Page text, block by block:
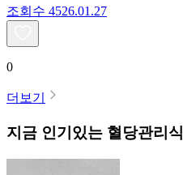
조회수 4526.01.27
0
더보기
지금 인기있는 혈당관리식